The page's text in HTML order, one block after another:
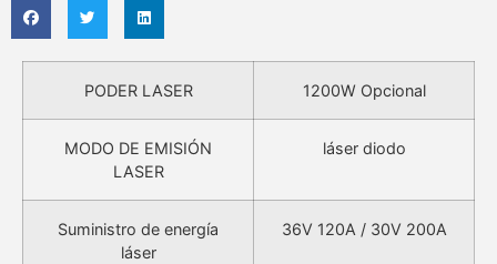
PODER LASER 1200W Opcional
MODO DE EMISIÓN
LASER
láser diodo
Suministro de energía
láser
36V 120A / 30V 200A